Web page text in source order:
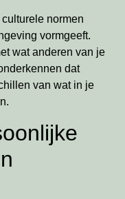
normen
vormgeeft.
wat anderen van je
dat
van wat in je